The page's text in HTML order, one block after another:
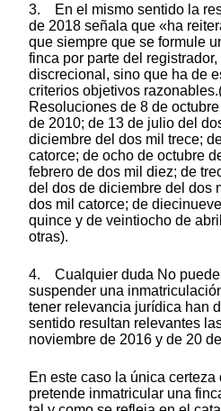
3. En el mismo sentido la
de 2018 señala que «ha
que siempre que se formule
finca por parte del
discrecional, sino que ha de
criterios objetivos
Resoluciones de 8 de
de 2010; de 13 de julio del
diciembre del dos mil trece;
catorce; de ocho de octubre
febrero de dos mil diez; de
del dos de diciembre del dos
dos mil catorce; de
quince y de veintiocho de
otras).
4. Cualquier duda No puede
suspender una
tener relevancia jurídica han
sentido resultan relevantes
noviembre de 2016 y de 20
En este caso la única
pretende inmatricular una